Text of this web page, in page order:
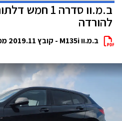
להורדה
ב.מ.וו M135i - קובץ 2019.11 מפרט טכני מלא להורדה